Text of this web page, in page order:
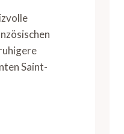
Saint-